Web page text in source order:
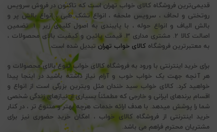
قدیمی‌ترین فروشگاه کالای خواب تهران است که تاکنون در فروش سرویس
روتختی و لحاف ، سرویس ملحفه ، انواع تشک طبی ، انواع بالش پر و
بالش الیاف و انواع حوله ، با پایبندی به اصول کلیدی زیر : 1. تضمین
اصالت کالا 2. مشتری مداری 3. قیمت پائین و کیفیت بالای محصولات ،
به معتبرترین فروشگاه کالای خواب تهران تبدیل شده است.
برای خرید اینترنتی با ورود به فروشگاه کالای خواب تنوع بالای محصولات و
هر آنچه جهت یک خواب خوب و آرام نیاز داشته باشید در اینجا پیدا
خواهید کرد. کالای خواب سید خندان مثل ویترین بزرگی است از انواع و
اقسام برندهای ایرانی و خارجی که مطمئناً بسیاری از نیازهای زندگی شخصی
شما را پوشش میدهد. با هدف ارائه خدمات هرچه بهتر و متنوع تر ، در کنار
خرید اینترنتی از فروشگاه کالای خواب ، امکان خرید حضوری نیز برای
مشتریان محترم فراهم می باشد.